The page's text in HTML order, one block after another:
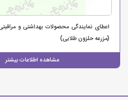
اعطای نمایندگی محصولات بهداشتی و
(مزرعه حلزون طلایی)
مشاهده اطلاعات بیشتر